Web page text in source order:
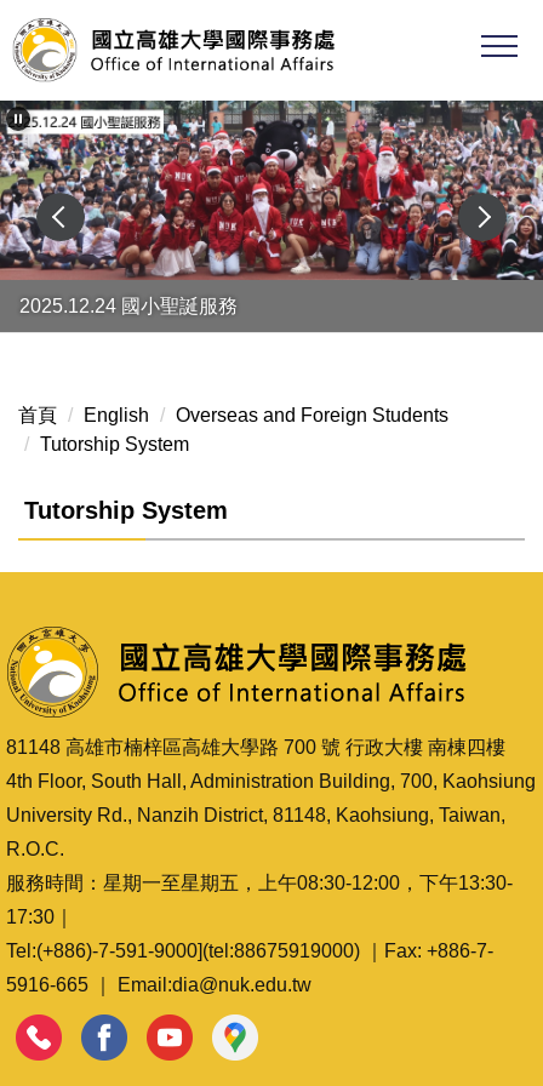
跳
到
主
要
內
容
區
2025.12.24 國小聖誕服務
首頁 English
Overseas and Foreign Students
Tutorship System
Tutorship System
81148 高雄市楠梓區高雄大學路 700 號 行政大樓 南棟四樓
4th Floor, South Hall, Administration Building, 700, Kaohsiung
University Rd., Nanzih District, 81148, Kaohsiung, Taiwan,
R.O.C.
服務時間：星期一至星期五，上午08:30-12:00，下午13:30-
17:30｜
Tel:(+886)-7-591-9000](tel:88675919000) ｜Fax: +886-7-
5916-665 ｜ Email:dia@nuk.edu.tw